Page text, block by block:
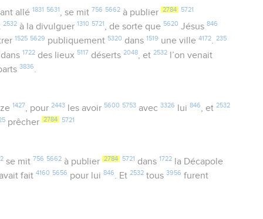
allé 1831 5631 , se mit 756 5662à publier 2784 5721
2532 à la divulguer 1310 5721 , de sorte que 5620 Jésus846
1525 5629 publiquement 5320 dans1519 une ville4172.235
, dans 1722 des lieux 5117 déserts2048 , et2532 l’on venait
3836
1427, pour 2443les avoir 5600 5753avec 3326 lui 846, et 2532
prêcher 2784 5721
se mit 756 5662à publier 2784 5721 dans 1722la Décapole
avait fait4160 5656 pour lui846. Et2532 tous3956 furent